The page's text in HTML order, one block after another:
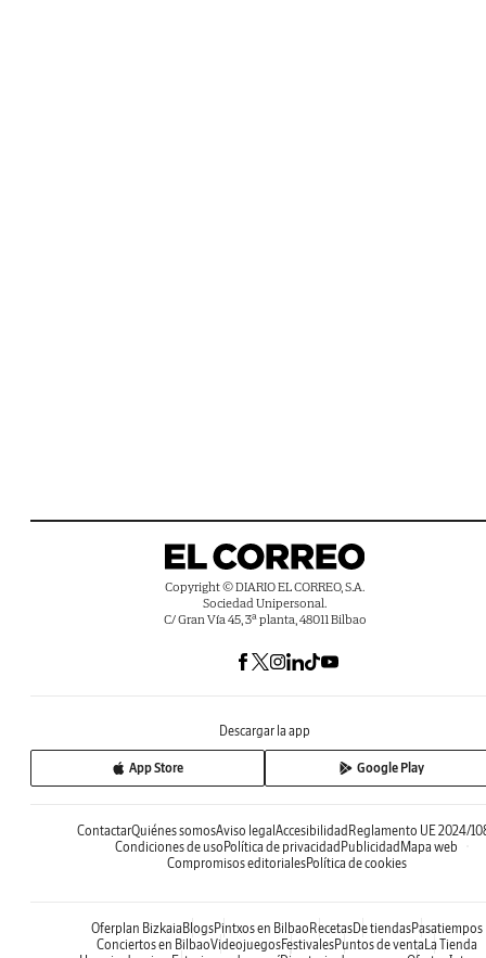
Copyright © DIARIO EL CORREO, S.A.
Sociedad Unipersonal.
C/ Gran Vía 45, 3ª planta, 48011 Bilbao
Descargar la app
App Store Google Play
ContactarQuiénes somosAviso legal Accesibilidad Reglamento UE 2024/
Condiciones de uso Política de privacidad Publicidad Mapa web
Compromisos editorialesPolítica de cookies
Oferplan Bizkaia BlogsPintxos en Bilbao RecetasDe tiendasPasatiempos
Conciertos en BilbaoVideojuegosFestivalesPuntos de venta La Tienda